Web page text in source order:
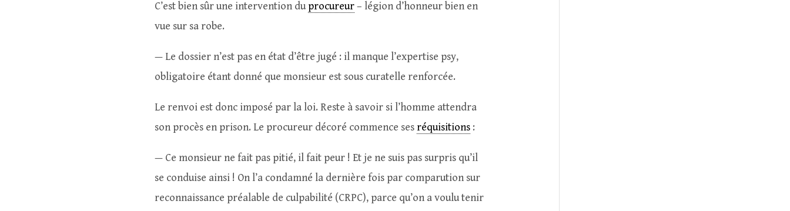
C’est bien sûr une intervention duprocureur– légion d’honneur bien en
vue sur sa robe.
— Le dossier n’est pas en état d’être jugé : il manque l’expertise psy,
obligatoire étant donné que monsieur est sous curatelle renforcée.
Le renvoi est donc imposé par la loi. Reste à savoir si l’homme attendra
son procès en prison. Le procureur décoré commence sesréquisitions:
— Ce monsieur ne fait pas pitié, il fait peur ! Et je ne suis pas surpris qu’il
se conduise ainsi ! On l’a condamné la dernière fois par comparution sur
reconnaissance préalable de culpabilité (CRPC), parce qu’on a voulu tenir